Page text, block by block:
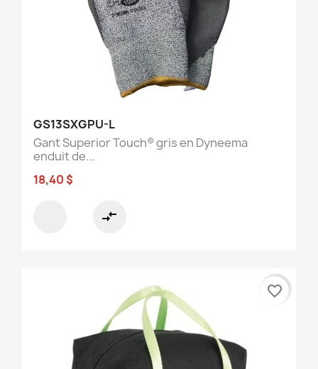
GS13SXGPU-L
Gant Superior Touch® gris en Dyneema
enduit de...
18,40 $
compare_arrows
favorite_border